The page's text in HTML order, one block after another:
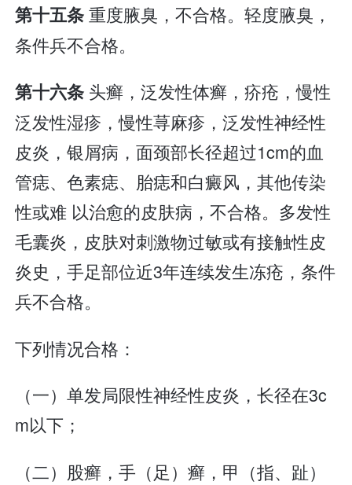
第十五条重度腋臭，不合格。轻度腋臭，
条件兵不合格。
第十六条 头癣，泛发性体癣，疥疮，慢性
泛发性湿疹，慢性荨麻疹，泛发性神经性
皮炎，银屑病，面颈部长径超过1cm的血
管痣、色素痣、胎痣和白癜风，其他传染
性或难 以治愈的皮肤病，不合格。多发性
毛囊炎，皮肤对刺激物过敏或有接触性皮
炎史，手足部位近3年连续发生冻疮，条件
兵不合格。
下列情况合格：
（一）单发局限性神经性皮炎，长径在3c
m以下；
（二）股癣，手（足）癣，甲（指、趾）